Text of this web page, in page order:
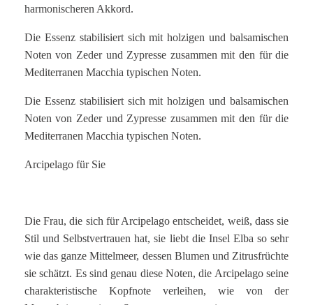
harmonischeren Akkord.
Die Essenz stabilisiert sich mit holzigen und balsamischen
Noten von Zeder und Zypresse zusammen mit den für die
Mediterranen Macchia typischen Noten.
Die Essenz stabilisiert sich mit holzigen und balsamischen
Noten von Zeder und Zypresse zusammen mit den für die
Mediterranen Macchia typischen Noten.
Arcipelago für Sie
Die Frau, die sich für Arcipelago entscheidet, weiß, dass sie
Stil und Selbstvertrauen hat, sie liebt die Insel Elba so sehr
wie das ganze Mittelmeer, dessen Blumen und Zitrusfrüchte
sie schätzt. Es sind genau diese Noten, die Arcipelago seine
charakteristische Kopfnote verleihen, wie von der